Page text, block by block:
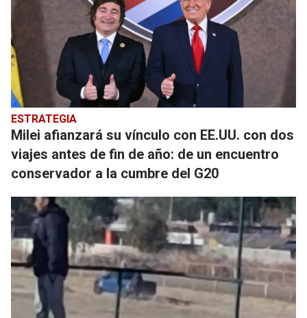
ESTRATEGIA
Milei afianzará su vínculo con EE.UU. con dos
viajes antes de fin de año: de un encuentro
conservador a la cumbre del G20